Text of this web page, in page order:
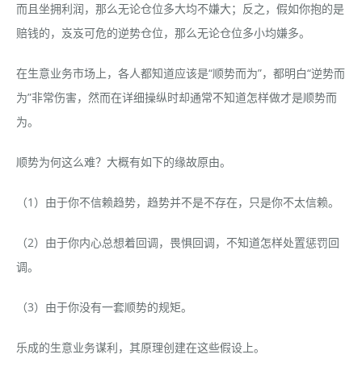
而且坐拥利润，那么无论仓位多大均不嫌大；反之，假如你抱的是
赔钱的，岌岌可危的逆势仓位，那么无论仓位多小均嫌多。
在生意业务市场上，各人都知道应该是“顺势而为”，都明白“逆势而
为”非常伤害，然而在详细操纵时却通常不知道怎样做才是顺势而
为。
顺势为何这么难？大概有如下的缘故原由。
（1）由于你不信赖趋势，趋势并不是不存在，只是你不太信赖。
（2）由于你内心总想着回调，畏惧回调，不知道怎样处置惩罚回
调。
（3）由于你没有一套顺势的规矩。
乐成的生意业务谋利，其原理创建在这些假设上。